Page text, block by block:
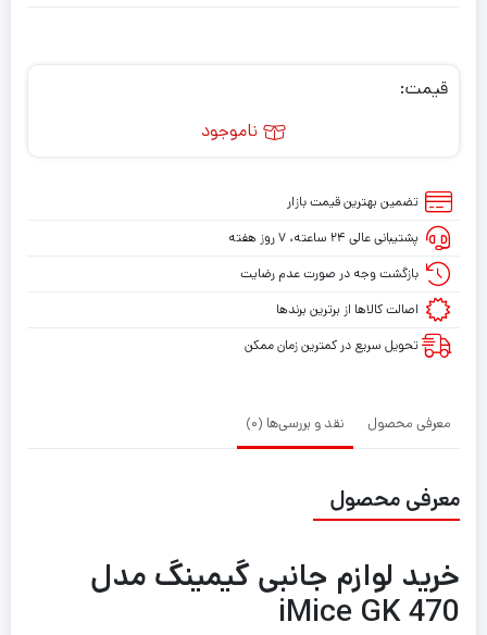
قیمت:
ناموجود
تضمین بهترین قیمت بازار
پشتیبانی عالی ۲۴ ساعته، ۷ روز هفته
بازگشت وجه در صورت عدم رضایت
اصالت کالاها از برترین برندها
تحویل سریع در کمترین زمان ممکن
معرفی محصول نقد و بررسی‌ها (0)
معرفی محصول
خرید لوازم جانبی گیمینگ مدل
iMice GK 470